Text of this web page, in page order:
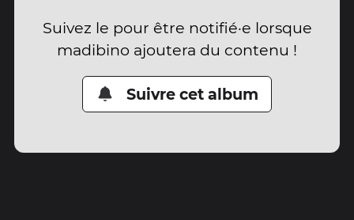
Suivez le pour être notifié·e lorsque
madibino ajoutera du contenu !
Suivre cet album